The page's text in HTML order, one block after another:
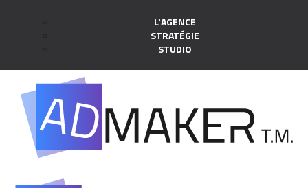
L'AGENCE
STRATÉGIE
STUDIO